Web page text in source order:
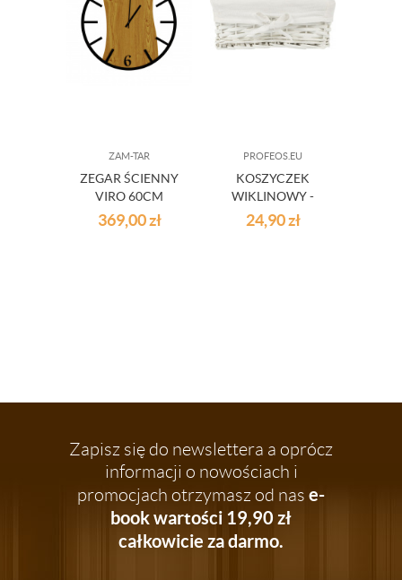
ZAM-TAR
ZEGAR ŚCIENNY
VIRO 60CM
369,00zł
PROFEOS.EU
KOSZYCZEK
WIKLINOWY -
BIAŁY Z BIAŁĄ
WYŚCIÓŁKĄ
24,90zł
Zapisz się do newslettera a oprócz
informacji o nowościach i
promocjach otrzymasz od nas e-
book wartości 19,90 zł
całkowicie za darmo.